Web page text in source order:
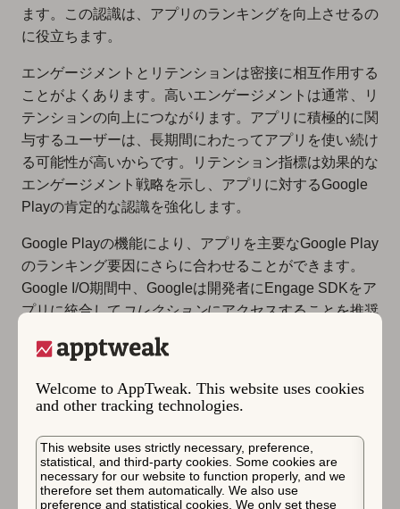
Welcome to AppTweak. This website uses cookies
and other tracking technologies.
This website uses strictly necessary, preference,
statistical, and third-party cookies. Some cookies are
necessary for our website to function properly, and we
therefore set them automatically. We also use
preference and statistical cookies. We only set these
ます。この認識は、アプリのランキングを向上させるの
に役立ちます。
エンゲージメントとリテンションは密接に相互作用する
ことがよくあります。高いエンゲージメントは通常、リ
テンションの向上につながります。アプリに積極的に関
与するユーザーは、長期間にわたってアプリを使い続け
る可能性が高いからです。リテンション指標は効果的な
エンゲージメント戦略を示し、アプリに対するGoogle
Playの肯定的な認識を強化します。
Google Playの機能により、アプリを主要なGoogle Play
のランキング要因にさらに合わせることができます。
Google I/O期間中、Googleは開発者にEngage SDKをア
プリに統合してコレクションにアクセスすることを推奨
ロンウィジェットから起動される全画面表示機能です。
ユーザーを再エンゲージメントさせるのに役立つ3つの
主要な形式を提供します。
継続ジャーニー
推奨クラスター